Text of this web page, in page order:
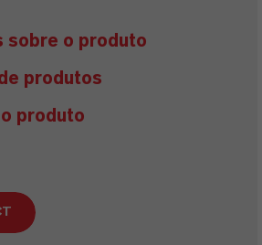
sobre o produto
produtos
produto